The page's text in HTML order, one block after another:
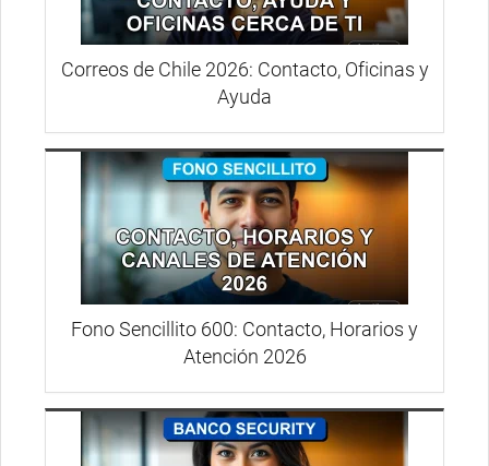
Correos de Chile 2026: Contacto, Oficinas y
Ayuda
Fono Sencillito 600: Contacto, Horarios y
Atención 2026